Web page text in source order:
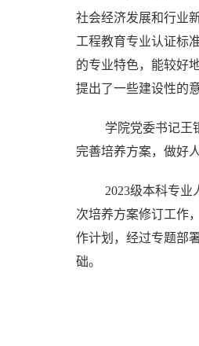
社会经济发展和行业
工程教育专业认证标
的专业特色，能较好
提出了一些建设性的
学院党委书记王
完善培养方案，做好
2023级本科专业
次培养方案修订工作
作计划，经过专题部
础。